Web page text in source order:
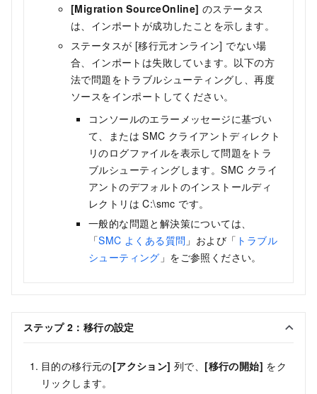
[Migration SourceOnline] のステータス
は、インポートが成功したことを示します。
ステータスが [移行元オンライン] でない場
合、インポートは失敗しています。以下の方
法で問題をトラブルシューティングし、再度
ソースをインポートしてください。
コンソールのエラーメッセージに基づい
て、または SMC クライアントディレクト
リのログファイルを表示して問題をトラ
ブルシューティングします。SMC クライ
アントのデフォルトのインストールディ
レクトリはC:\smc です。
一般的な問題と解決策については、
「SMC よくある質問 」および「 トラブル
シューティング 」をご参照ください。
ステップ 2：移行の設定
目的の移行元の[アクション] 列で、 [移行の開始] をク
リックします。